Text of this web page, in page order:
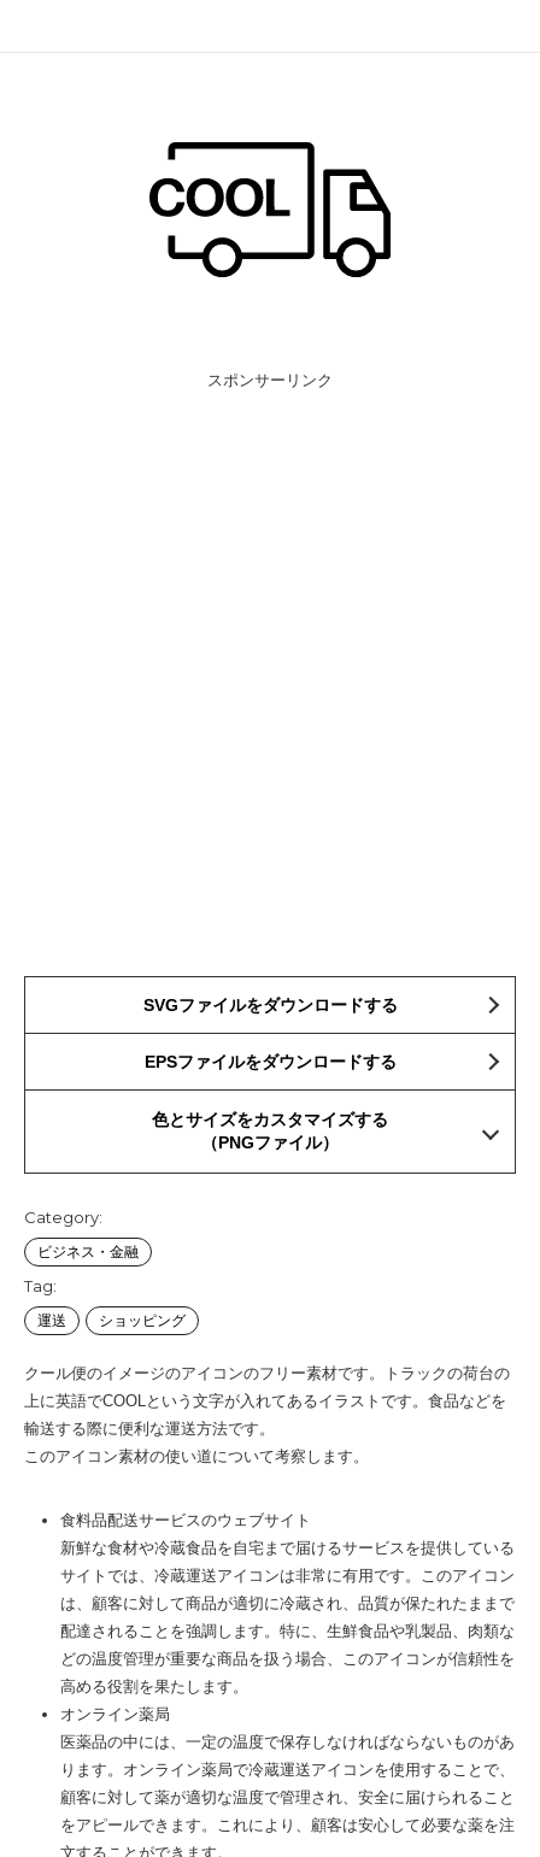
スポンサーリンク
SVGファイルをダウンロードする
EPSファイルをダウンロードする
色とサイズをカスタマイズする
（PNGファイル）
Category:
ビジネス・金融
Tag:
運送 ショッピング
クール便のイメージのアイコンのフリー素材です。トラックの荷台の
上に英語でCOOLという文字が入れてあるイラストです。食品などを
輸送する際に便利な運送方法です。
このアイコン素材の使い道について考察します。
食料品配送サービスのウェブサイト
新鮮な食材や冷蔵食品を自宅まで届けるサービスを提供している
サイトでは、冷蔵運送アイコンは非常に有用です。このアイコン
は、顧客に対して商品が適切に冷蔵され、品質が保たれたままで
配達されることを強調します。特に、生鮮食品や乳製品、肉類な
どの温度管理が重要な商品を扱う場合、このアイコンが信頼性を
高める役割を果たします。
オンライン薬局
医薬品の中には、一定の温度で保存しなければならないものがあ
ります。オンライン薬局で冷蔵運送アイコンを使用することで、
顧客に対して薬が適切な温度で管理され、安全に届けられること
をアピールできます。これにより、顧客は安心して必要な薬を注
文することができます。